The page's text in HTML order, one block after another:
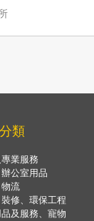
類
業服務
公室用品
流
修、環保工程
及服務、寵物